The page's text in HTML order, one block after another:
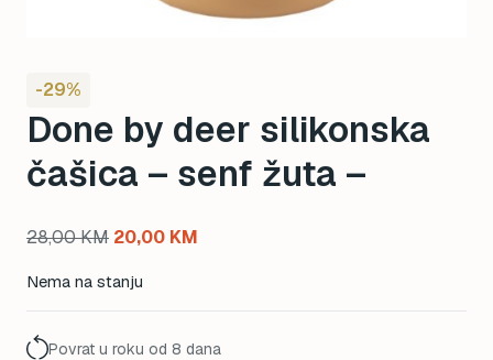
-29%
Done by deer silikonska
čašica – senf žuta –
28,00KM Original
20,00 KM
Nema na stanju
Povrat u roku od 8 dana